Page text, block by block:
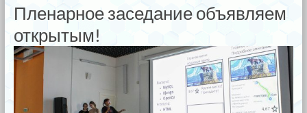
Пленарное заседание объявляем
открытым!